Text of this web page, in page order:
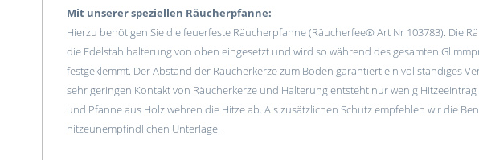
Mit unserer speziellen Räucherpfanne:
Hierzu benötigen Sie die feuerfeste Räucherpfanne (Räucherfee® Art Nr 103783). Die
die Edelstahlhalterung von oben eingesetzt und wird so während des gesamten
festgeklemmt. Der Abstand der Räucherkerze zum Boden garantiert ein vollständiges
sehr geringen Kontakt von Räucherkerze und Halterung entsteht nur wenig
und Pfanne aus Holz wehren die Hitze ab. Als zusätzlichen Schutz empfehlen wir die
hitzeunempfindlichen Unterlage.